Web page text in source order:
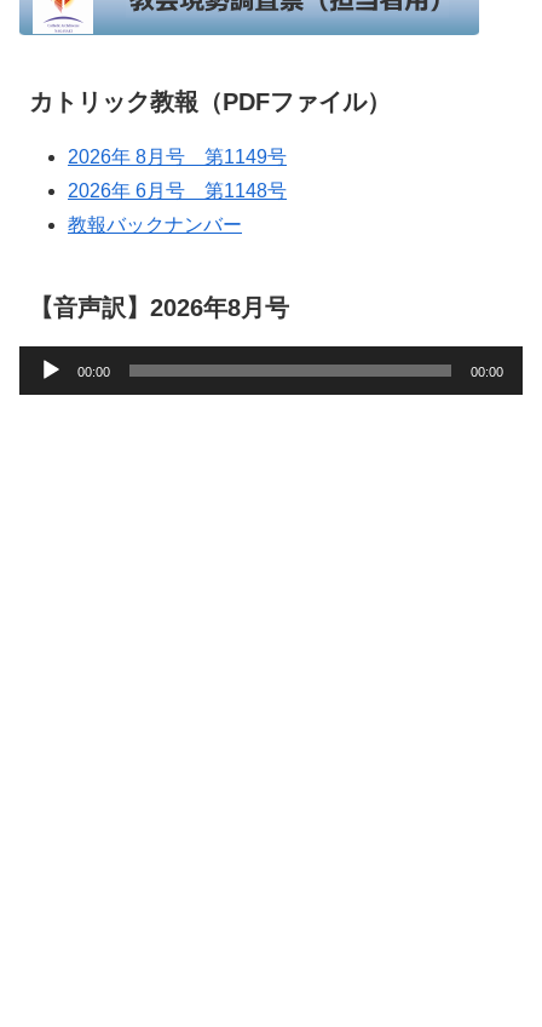
カトリック教報（PDFファイル）
2026年 8月号 第1149号
2026年 6月号 第1148号
教報バックナンバー
【音声訳】2026年8月号
声
00:00 00:00